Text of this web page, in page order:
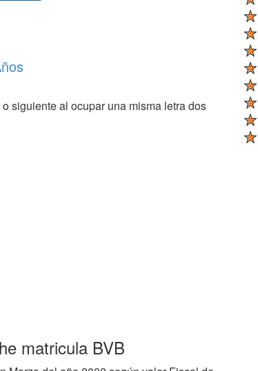
siguiente al ocupar una misma letra dos
matricula BVB